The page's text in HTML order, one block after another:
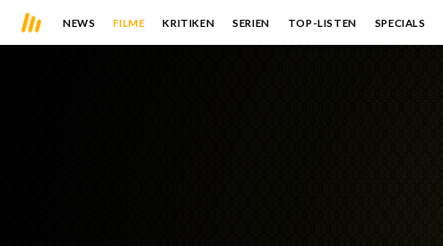
NEWS FILME KRITIKEN SERIEN TOP-LISTEN SPECIALS